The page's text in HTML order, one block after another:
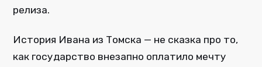
релиза.
История Ивана из Томска — не сказка про то,
как государство внезапно оплатило мечту